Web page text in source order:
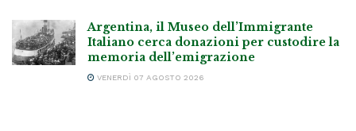
Argentina, il Museo dell’Immigrante
Italiano cerca donazioni per custodire la
memoria dell’emigrazione
VENERDÌ 07 AGOSTO 2026